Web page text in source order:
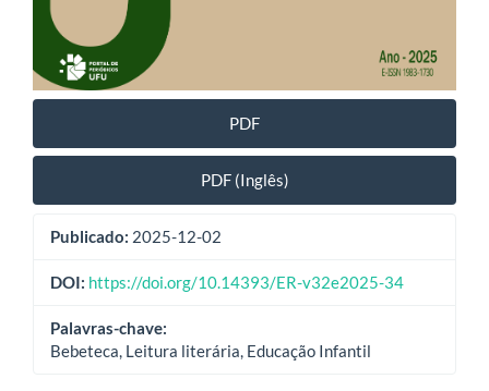
PDF
PDF (Inglês)
Publicado: 2025-12-02
DOI: https://doi.org/10.14393/ER-v32e2025-34
Palavras-chave:
Bebeteca, Leitura literária, Educação Infantil